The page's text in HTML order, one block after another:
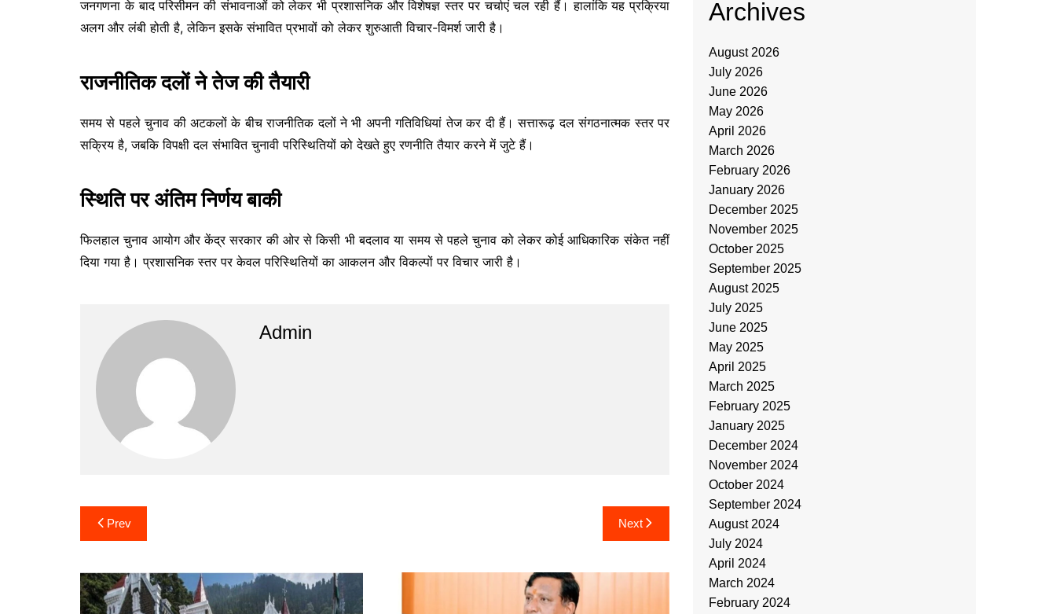
जनगणना के बाद परिसीमन की संभावनाओं को लेकर भी प्रशासनिक और विशेषज्ञ स्तर पर चर्चाएं चल रही हैं। हालांकि यह प्रक्रिया
अलग और लंबी होती है, लेकिन इसके संभावित प्रभावों को लेकर शुरुआती विचार-विमर्श जारी है।
राजनीतिक दलों ने तेज की तैयारी
समय से पहले चुनाव की अटकलों के बीच राजनीतिक दलों ने भी अपनी गतिविधियां तेज कर दी हैं। सत्तारूढ़ दल संगठनात्मक स्तर पर
सक्रिय है, जबकि विपक्षी दल संभावित चुनावी परिस्थितियों को देखते हुए रणनीति तैयार करने में जुटे हैं।
स्थिति पर अंतिम निर्णय बाकी
फिलहाल चुनाव आयोग और केंद्र सरकार की ओर से किसी भी बदलाव या समय से पहले चुनाव को लेकर कोई आधिकारिक संकेत नहीं
दिया गया है। प्रशासनिक स्तर पर केवल परिस्थितियों का आकलन और विकल्पों पर विचार जारी है।
Admin
Post
navigation
Prev Next
Archives
August 2026
July 2026
June 2026
May 2026
April 2026
March 2026
February 2026
January 2026
December 2025
November 2025
October 2025
September 2025
August 2025
July 2025
June 2025
May 2025
April 2025
March 2025
February 2025
January 2025
December 2024
November 2024
October 2024
September 2024
August 2024
July 2024
April 2024
March 2024
February 2024